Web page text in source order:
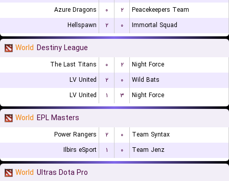
Azure Dragons
۰ ۲
Peacekeepers Team
Hellspawn
۲ ۰ Immortal Squad
World Destiny League
The Last Titans ۰ ۲
Night Force
LV United
۲ ۰
Wild Bats
LV United
۱ ۳ Night Force
World EPL Masters
Power Rangers ۲ ۰
Team Syntax
Ilbirs eSport
۱ ۰ Team Jenz
World Ultras Dota Pro